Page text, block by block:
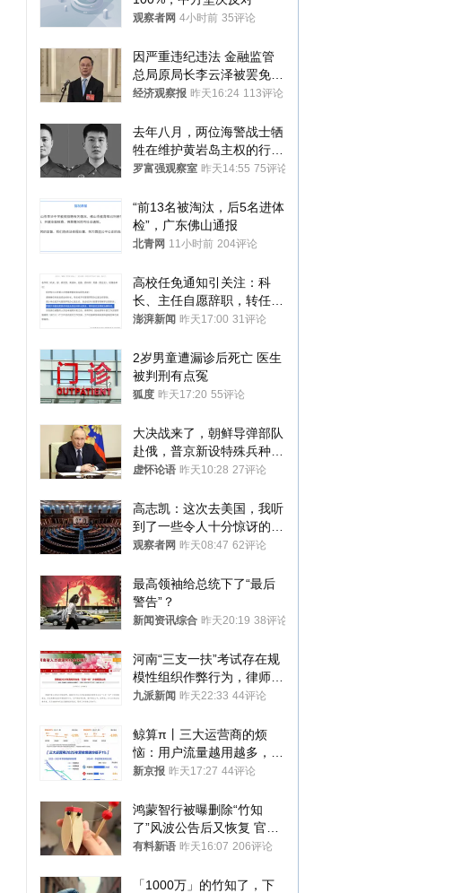
观察者网 4小时前 35评论
因严重违纪违法 金融监管
总局原局长李云泽被罢免全
国人大代表
经济观察报 昨天16:24 113评论
去年八月，两位海警战士牺
牲在维护黄岩岛主权的行动
中
罗富强观察室 昨天14:55 75评论
“前13名被淘汰，后5名进体
检”，广东佛山通报
北青网 11小时前 204评论
高校任免通知引关注：科
长、主任自愿辞职，转任思
政辅导员
澎湃新闻 昨天17:00 31评论
2岁男童遭漏诊后死亡 医生
被判刑有点冤
狐度 昨天17:20 55评论
大决战来了，朝鲜导弹部队
赴俄，普京新设特殊兵种，
76岁老将扛旗
虚怀论语 昨天10:28 27评论
高志凯：这次去美国，我听
到了一些令人十分惊讶的消
息
观察者网 昨天08:47 62评论
最高领袖给总统下了“最后
警告”？
新闻资讯综合 昨天20:19 38评论
河南“三支一扶”考试存在规
模性组织作弊行为，律师：
涉嫌非法获取国家秘密罪等
九派新闻 昨天22:33 44评论
鲸算π丨三大运营商的烦
恼：用户流量越用越多，收
入却越来越少
新京报 昨天17:27 44评论
鸿蒙智行被曝删除“竹知
了”风波公告后又恢复 官媒
曾力挺：劝华为要大度的，
有料新语 昨天16:07 206评论
「1000万」的竹知了，下